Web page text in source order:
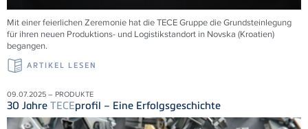
Mit einer feierlichen Zeremonie hat dieTECEGruppe die Grundsteinlegung
für ihren neuen Produktions- und Logistikstandort in Novska (Kroatien)
begangen.
ARTIKEL LESEN
09.07.2025 – PRODUKTE
30 Jahre TECEprofil – Eine Erfolgsgeschichte